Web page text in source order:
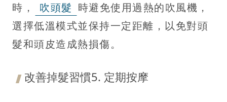
時，
吹頭髮 時避免使用過熱的吹風機，
選擇低溫模式並保持一定距離，以免對頭
髮和頭皮造成熱損傷。
改善掉髮習慣5. 定期按摩